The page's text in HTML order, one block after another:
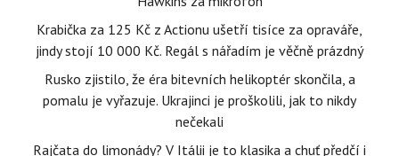
Krabička za 125 Kč z Actionu ušetří tisíce za opraváře,
jindy stojí 10 000 Kč. Regál s nářadím je věčně prázdný
Rusko zjistilo, že éra bitevních helikoptér skončila, a
pomalu je vyřazuje. Ukrajinci je proškolili, jak to nikdy
nečekali
Rajčata do limonády? V Itálii je to klasika a chuť předčí i